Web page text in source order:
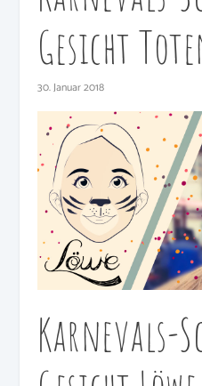
Gesicht
30. Januar 2018
Karnevals-